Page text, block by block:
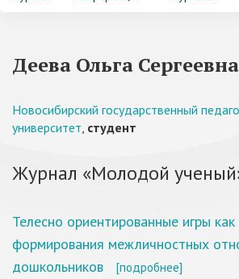
Деева Ольга Сергеевна
Новосибирский государственный
университет, студент
Журнал «Молодой
Телесно ориентированные игры
формирования межличностных
дошкольников
[подробнее]